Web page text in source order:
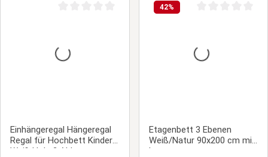
Einhängeregal Hängeregal
Regal für Hochbett Kinder
Weiß Holz 2 Ablagen
42%
Etagenbett 3 Ebenen
Weiß/Natur 90x200 cm mit
Lattenrost